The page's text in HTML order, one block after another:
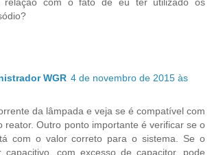
relação com o fato de eu ter utilizado os
WGR 4 de novembro de 2015 às
da lâmpada e veja se é compatível com
reator. Outro ponto importante é verificar se o
com o valor correto para o sistema. Se o
capacitivo, com excesso de capacitor, pode